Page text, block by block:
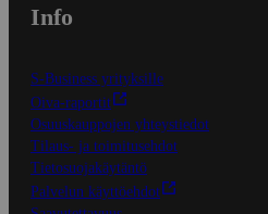
Info
S-Business yrityksille
Oiva-raportit
Osuuskauppojen yhteystiedot
Tilaus- ja toimitusehdot
Tietosuojakäytäntö
Palvelun käyttöehdot